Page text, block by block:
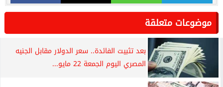
موضوعات متعلقة
بعد تثبيت الفائدة.. سعر الدولار مقابل الجنيه
المصري اليوم الجمعة 22 مايو...